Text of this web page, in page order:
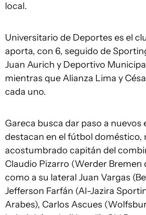
local.
Universitario de Deportes es el
aporta, con 6, seguido de
Juan Aurich y Deportivo
mientras que Alianza Lima y
cada uno.
Gareca busca dar paso a nuevos
destacan en el fútbol doméstico,
acostumbrado capitán del
Claudio Pizarro (Werder Bremen
como a su lateral Juan Vargas
Jefferson Farfán (Al-Jazira
Arabes), Carlos Ascues